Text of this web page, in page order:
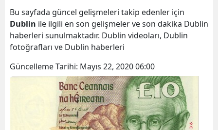
Bu sayfada güncel gelişmeleri takip edenler için
Dublin ile ilgili en son gelişmeler ve son dakika Dublin
haberleri sunulmaktadır. Dublin videoları, Dublin
fotoğrafları ve Dublin haberleri
Güncelleme Tarihi: Mayıs 22, 2020 06:00